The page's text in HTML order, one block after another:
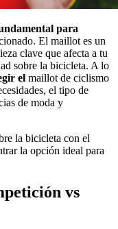
para
El maillot es un
clave que afecta a tu
sobre la bicicleta. A lo
el maillot de ciclismo
el tipo de
de moda y
la bicicleta con el
la opción ideal para
vs